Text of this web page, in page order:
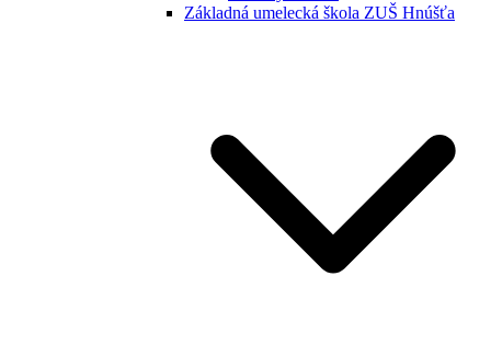
Základná umelecká škola ZUŠ Hnúšťa